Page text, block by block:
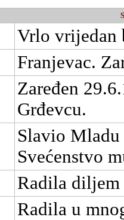
Vrlo vrijedan
Franjevac.
Zaređen
Grđevcu.
Slavio Mladu
Svećenstvo
Radila diljem
Radila u